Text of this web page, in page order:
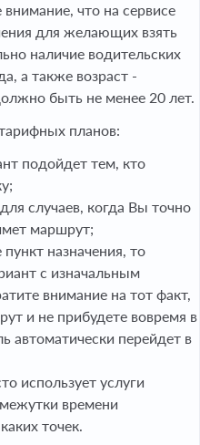
что на сервисе
для желающих взять
наличие водительских
а также возраст -
быть не менее 20 лет.
планов:
подойдет тем, кто
случаев, когда Вы точно
маршрут;
назначения, то
с изначальным
внимание на тот факт,
и не прибудете вовремя в
автоматически перейдет в
использует услуги
времени
точек.